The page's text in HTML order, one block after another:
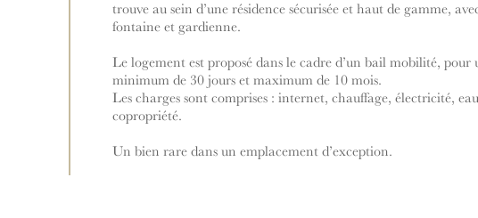
trouve au sein d’une résidence sécurisée et haut de gamme,
fontaine et gardienne.
Le logement est proposé dans le cadre d’un bail mobilité, pour
minimum de 30 jours et maximum de 10 mois.
Les charges sont comprises : internet, chauffage, électricité,
copropriété.
Un bien rare dans un emplacement d’exception.